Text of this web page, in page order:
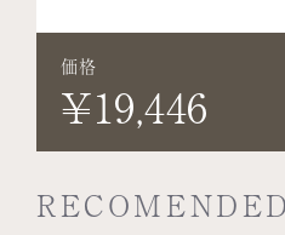
価格
¥19,446